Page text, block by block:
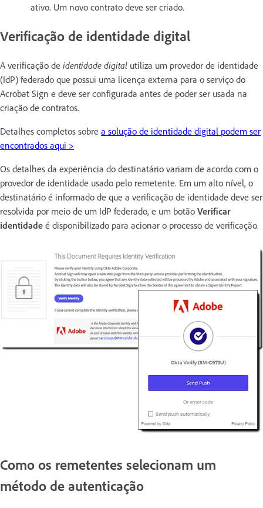
ativo. Um novo contrato deve ser criado.
Verificação de identidade digital
A verificação de identidade digital utiliza um provedor de identidade
(IdP) federado que possui uma licença externa para o serviço do
Acrobat Sign e deve ser configurada antes de poder ser usada na
criação de contratos.
Detalhes completos sobre a solução de identidade digital podem ser
encontrados aqui >
Os detalhes da experiência do destinatário variam de acordo com o
provedor de identidade usado pelo remetente. Em um alto nível, o
destinatário é informado de que a verificação de identidade deve ser
resolvida por meio de um IdP federado, e um botão Verificar
identidade é disponibilizado para acionar o processo de verificação.
Como os remetentes selecionam um
método de autenticação